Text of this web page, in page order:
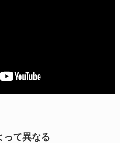
って異なる